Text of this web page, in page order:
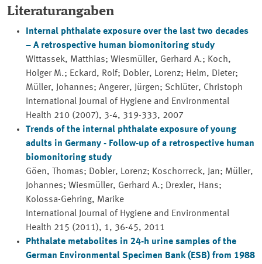
Literaturangaben
Internal phthalate exposure over the last two decades
– A retrospective human biomonitoring study
Wittassek, Matthias; Wiesmüller, Gerhard A.; Koch,
Holger M.; Eckard, Rolf; Dobler, Lorenz; Helm, Dieter;
Müller, Johannes; Angerer, Jürgen; Schlüter, Christoph
International Journal of Hygiene and Environmental
Health 210 (2007), 3-4, 319-333, 2007
Trends of the internal phthalate exposure of young
adults in Germany - Follow-up of a retrospective human
biomonitoring study
Göen, Thomas; Dobler, Lorenz; Koschorreck, Jan; Müller,
Johannes; Wiesmüller, Gerhard A.; Drexler, Hans;
Kolossa-Gehring, Marike
International Journal of Hygiene and Environmental
Health 215 (2011), 1, 36-45, 2011
Phthalate metabolites in 24-h urine samples of the
German Environmental Specimen Bank (ESB) from 1988